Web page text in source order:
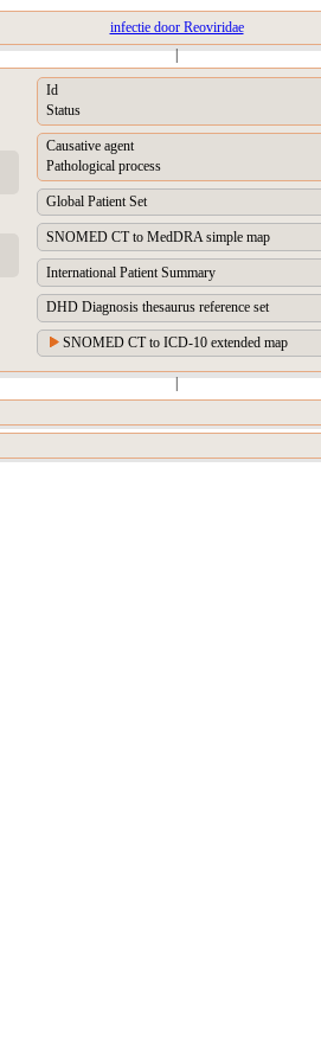
infectie door Reoviridae
|
Id
Status
Causative agent
Pathological process
Global Patient Set
SNOMED CT to MedDRA simple map
International Patient Summary
DHD Diagnosis thesaurus reference set
SNOMED CT to ICD-10 extended map
|